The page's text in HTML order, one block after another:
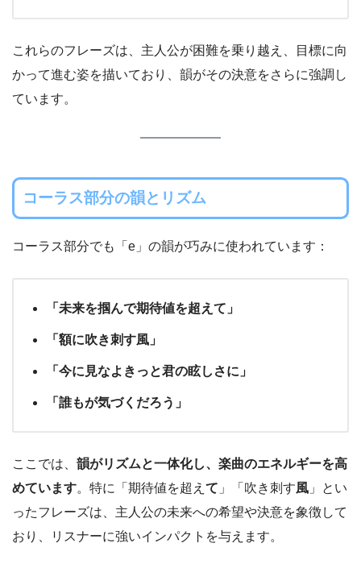
これらのフレーズは、主人公が困難を乗り越え、目標に向
かって進む姿を描いており、韻がその決意をさらに強調し
ています。
コーラス部分の韻とリズム
コーラス部分でも「e」の韻が巧みに使われています：
「未来を掴んで期待値を超えて」
「額に吹き刺す風」
「今に見なよきっと君の眩しさに」
「誰もが気づくだろう」
ここでは、 韻がリズムと一体化し、楽曲のエネルギーを高
めています。特に「期待値を超え て 」「吹き刺す風 」とい
ったフレーズは、主人公の未来への希望や決意を象徴して
おり、リスナーに強いインパクトを与えます。